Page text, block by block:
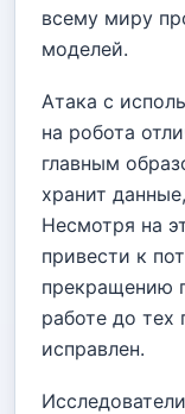
всему миру
моделей.
Атака с
на робота
главным
хранит
Несмотря на
привести к
прекращению
работе до тех
исправлен.